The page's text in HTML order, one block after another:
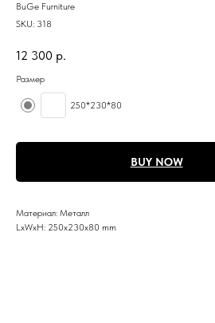
BuGe Furniture
SKU: 318
12 300 р.
Размер
250*230*80
BUY NOW
Материал: Металл
LxWxH: 250x230x80 mm